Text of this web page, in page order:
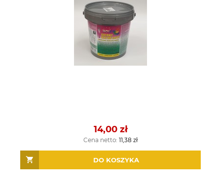
14,00 zł
Cena netto: 11,38 zł
DO KOSZYKA